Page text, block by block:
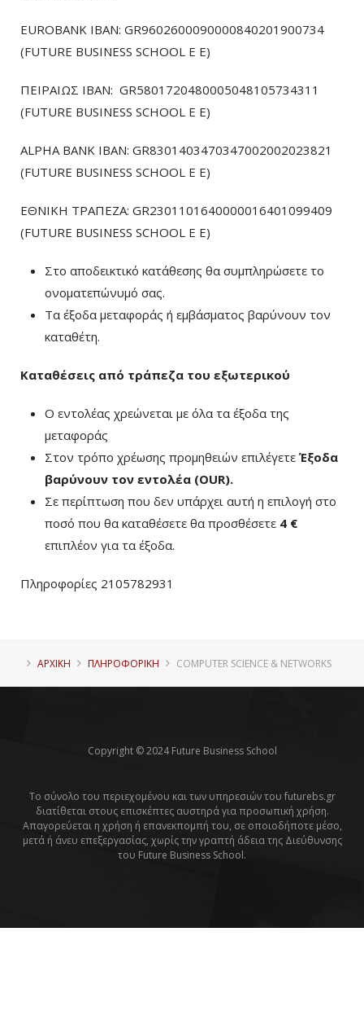
EUROBANK IBAN: GR9602600090000840201900734
(FUTURE BUSINESS SCHOOL E E)
ΠΕΙΡΑΙΩΣ ΙΒΑΝ: GR5801720480005048105734311
(FUTURE BUSINESS SCHOOL E E)
ALPHA BANK IBAN: GR8301403470347002002023821
(FUTURE BUSINESS SCHOOL E E)
ΕΘΝΙΚΗ ΤΡΑΠΕΖΑ: GR2301101640000016401099409
(FUTURE BUSINESS SCHOOL E E)
Στο αποδεικτικό κατάθεσης θα συμπληρώσετε το
ονοματεπώνυμό σας.
Τα έξοδα μεταφοράς ή εμβάσματος βαρύνουν τον
καταθέτη.
Καταθέσεις από τράπεζα του εξωτερικού
Ο εντολέας χρεώνεται με όλα τα έξοδα της
μεταφοράς
Στον τρόπο χρέωσης προμηθειών επιλέγετε Έξοδα
βαρύνουν τον εντολέα (ΟUR).
Σε περίπτωση που δεν υπάρχει αυτή η επιλογή στο
ποσό που θα καταθέσετε θα προσθέσετε 4 €
επιπλέον για τα έξοδα.
Πληροφορίες 2105782931
ΑΡΧΙΚΗ ΠΛΗΡΟΦΟΡΙΚΉ COMPUTER SCIENCE & NETWORKS
Copyright © 2024 Future Business School
Το σύνολο του περιεχομένου και των υπηρεσιών του futurebs.gr
διατίθεται στους επισκέπτες αυστηρά για προσωπική χρήση.
Απαγορεύεται η χρήση ή επανεκπομπή του, σε οποιοδήποτε μέσο,
μετά ή άνευ επεξεργασίας, χωρίς την γραπτή άδεια της Διεύθυνσης
του Future Business School.